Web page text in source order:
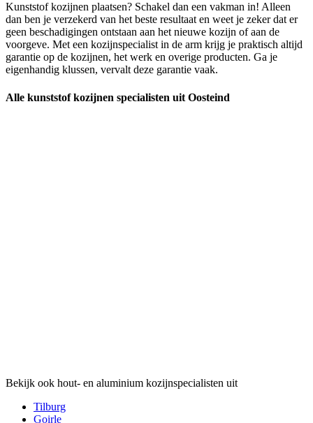
Kunststof kozijnen plaatsen? Schakel dan een vakman in! Alleen
dan ben je verzekerd van het beste resultaat en weet je zeker dat er
geen beschadigingen ontstaan aan het nieuwe kozijn of aan de
voorgeve. Met een kozijnspecialist in de arm krijg je praktisch altijd
garantie op de kozijnen, het werk en overige producten. Ga je
eigenhandig klussen, vervalt deze garantie vaak.
Alle kunststof kozijnen specialisten uit Oosteind
Bekijk ook hout- en aluminium kozijnspecialisten uit
Tilburg
Goirle